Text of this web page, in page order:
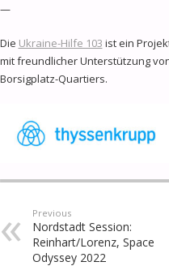
—
Die Ukraine-Hilfe 103 ist ein
mit freundlicher Unterstützung
Borsigplatz-Quartiers.
Previous
Nordstadt Session:
Reinhart/Lorenz, Space
Odyssey 2022